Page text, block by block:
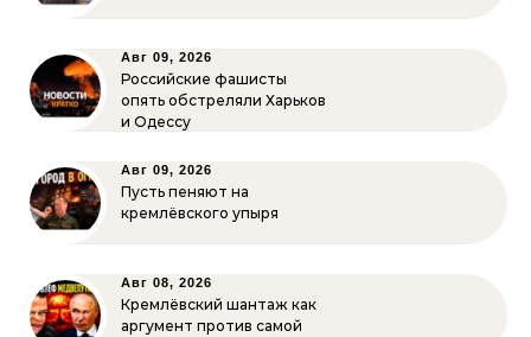
Авг 09, 2026
Российские фашисты
опять обстреляли Харьков
и Одессу
Авг 09, 2026
Пусть пеняют на
кремлёвского упыря
Авг 08, 2026
Кремлёвский шантаж как
аргумент против самой